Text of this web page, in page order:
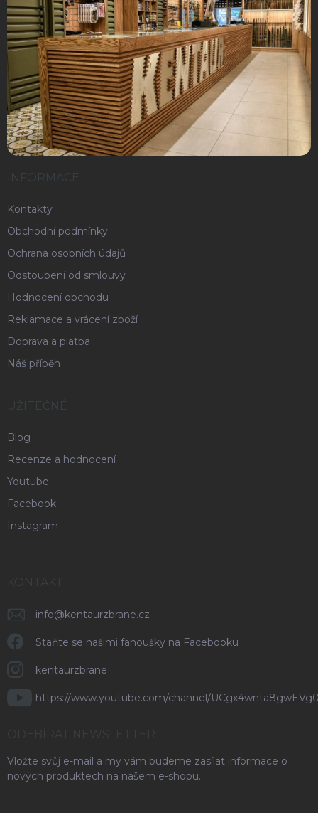
INFORMACE
Kontakty
Obchodní podmínky
Ochrana osobních údajů
Odstoupení od smlouvy
Hodnocení obchodu
Reklamace a vrácení zboží
Doprava a platba
Náš příběh
UŽITEČNÉ
Blog
Recenze a hodnocení
Youtube
Facebook
Instagram
KONTAKT
info@kentaurzbrane.cz
Staňte se našimi fanoušky na Facebooku
kentaurzbrane
https://www.youtube.com/channel/
ODEBÍRAT NEWSLETTER
Vložte svůj e-mail a my vám budeme zasílat informace o
nových produktech na našem e-shopu.